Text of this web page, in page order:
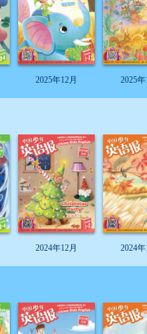
2025年12月 2025年
2024年12月 2024年